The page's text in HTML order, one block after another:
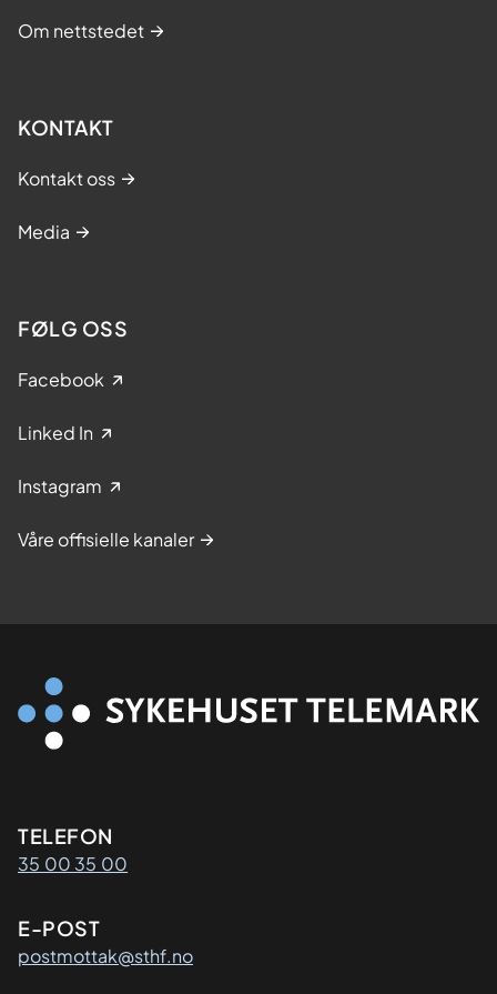
Om nettstedet
KONTAKT
Kontakt oss
Media
FØLG OSS
Facebook
Linked In
Instagram
Våre offisielle kanaler
Kontaktinformasjon
TELEFON
35 00 35 00
E-POST
postmottak@sthf.no